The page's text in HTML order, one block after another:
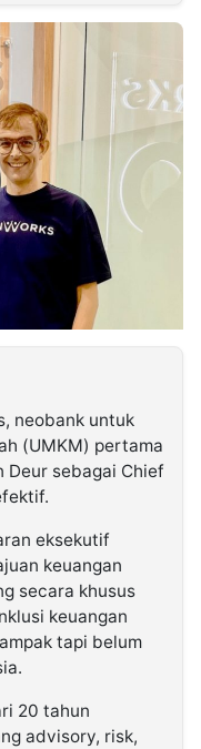
neobank untuk
(UMKM) pertama
Deur sebagai Chief
eksekutif
keuangan
secara khusus
keuangan
tapi belum
20 tahun
advisory, risk,